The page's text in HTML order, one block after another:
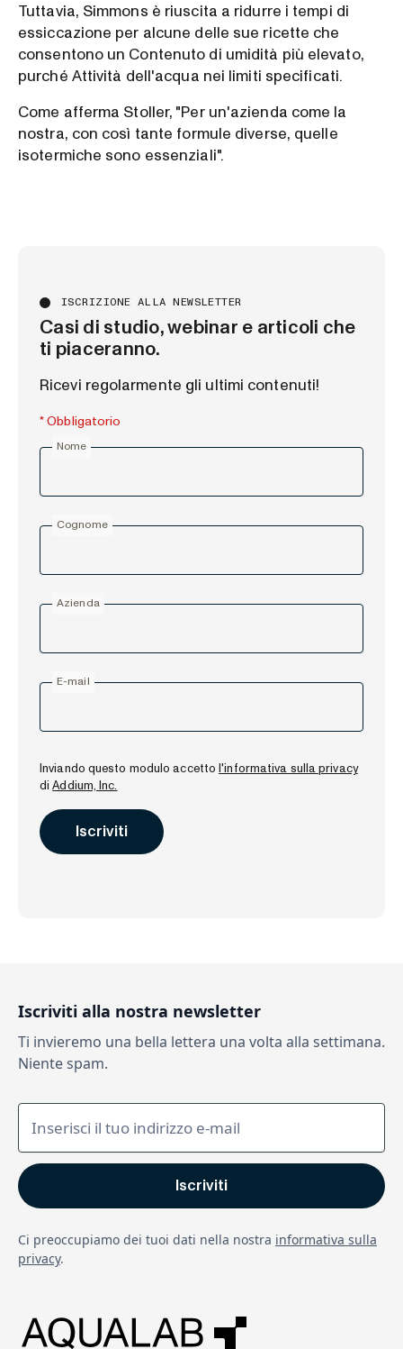
Tuttavia, Simmons è riuscita a ridurre i tempi di
essiccazione per alcune delle sue ricette che
consentono un Contenuto di umidità più elevato,
purché Attività dell'acqua nei limiti specificati.
Come afferma Stoller, "Per un'azienda come la
nostra, con così tante formule diverse, quelle
isotermiche sono essenziali".
ISCRIZIONE ALLA NEWSLETTER
Casi di studio, webinar e articoli che
ti piaceranno.
Ricevi regolarmente gli ultimi contenuti!
* Obbligatorio
Nome
Cognome
Azienda
E-mail
Inviando questo modulo accettol'informativa sulla privacy
diAddium, Inc.
Iscriviti alla nostra newsletter
Ti invieremo una bella lettera una volta alla settimana.
Niente spam.
Ci preoccupiamo dei tuoi dati nella nostra informativa sulla
privacy.